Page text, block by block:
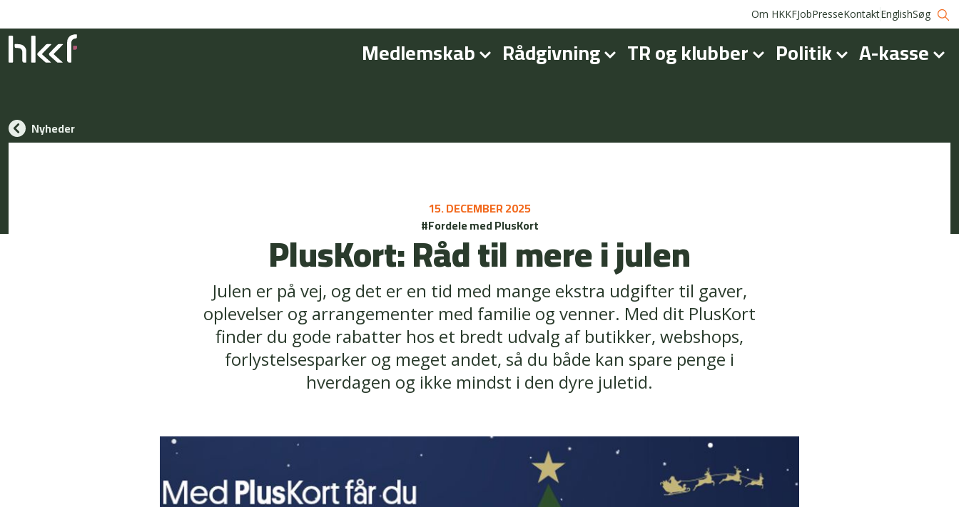
Om HKKFJobPresseKontaktEnglishSøg
Medlemskab Rådgivning TR og klubber Politik A-kasse
Nyheder
15. DECEMBER 2025
#Fordele med PlusKort
PlusKort: Råd til mere i julen
Julen er på vej, og det er en tid med mange ekstra udgifter til gaver,
oplevelser og arrangementer med familie og venner. Med dit PlusKort
finder du gode rabatter hos et bredt udvalg af butikker, webshops,
forlystelsesparker og meget andet, så du både kan spare penge i
hverdagen og ikke mindst i den dyre juletid.